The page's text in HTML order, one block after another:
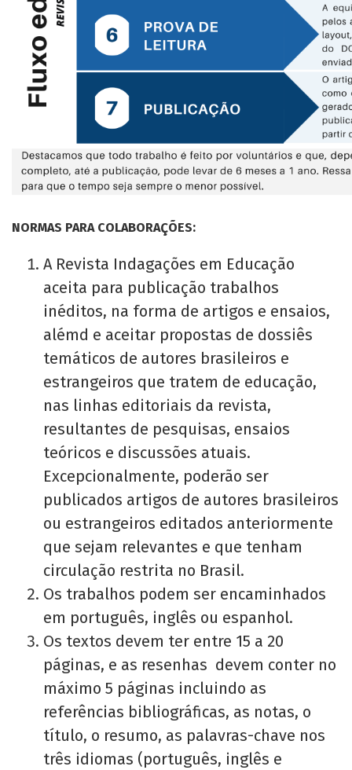
NORMAS PARA COLABORAÇÕES:
A Revista Indagações em Educação
aceita para publicação trabalhos
inéditos, na forma de artigos e ensaios,
alémd e aceitar propostas de dossiês
temáticos de autores brasileiros e
estrangeiros que tratem de educação,
nas linhas editoriais da revista,
resultantes de pesquisas, ensaios
teóricos e discussões atuais.
Excepcionalmente, poderão ser
publicados artigos de autores brasileiros
ou estrangeiros editados anteriormente
que sejam relevantes e que tenham
circulação restrita no Brasil.
Os trabalhos podem ser encaminhados
em português, inglês ou espanhol.
Os textos devem ter entre 15 a 20
páginas, e as resenhas devem conter no
máximo 5 páginas incluindo as
referências bibliográficas, as notas, o
título, o resumo, as palavras-chave nos
três idiomas (português, inglês e